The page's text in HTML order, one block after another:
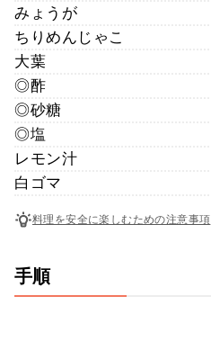
みょうが
ちりめんじゃこ
大葉
◎酢
◎砂糖
◎塩
レモン汁
白ゴマ
料理を安全に楽しむための注意事項
手順